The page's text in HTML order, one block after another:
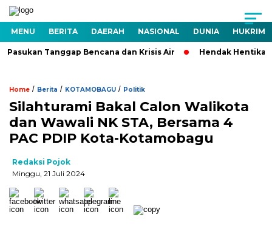
MENU BERITA DAERAH NASIONAL DUNIA HUKRIM
Tanggap Bencana dan Krisis Air Hendak Hentikan
Home / Berita / KOTAMOBAGU / Politik
Silahturami Bakal Calon Walikota
dan Wawali NK STA, Bersama 4
PAC PDIP Kota-Kotamobagu
Redaksi Pojok
Minggu, 21 Juli 2024